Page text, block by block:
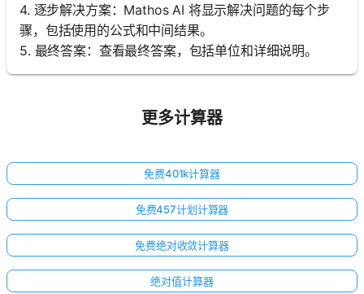
4. 逐步解决方案：Mathos AI 将显示解决问题的每个步
骤，包括使用的公式和中间结果。
5. 最终答案：查看最终答案，包括单位和详细说明。
更多计算器
免费401k计算器
免费457计划计算器
免费绝对收敛计算器
绝对值计算器